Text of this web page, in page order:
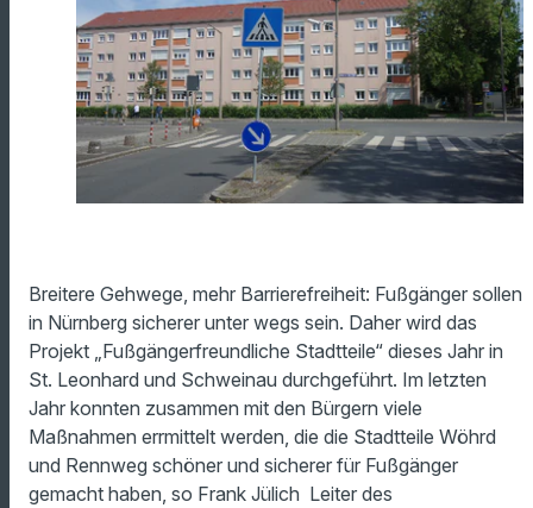
Breitere Gehwege, mehr Barrierefreiheit: Fußgänger sollen
in Nürnberg sicherer unter wegs sein. Daher wird das
Projekt „Fußgängerfreundliche Stadtteile“ dieses Jahr in
St. Leonhard und Schweinau durchgeführt. Im letzten
Jahr konnten zusammen mit den Bürgern viele
Maßnahmen errmittelt werden, die die Stadtteile Wöhrd
und Rennweg schöner und sicherer für Fußgänger
gemacht haben, so Frank Jülich Leiter des